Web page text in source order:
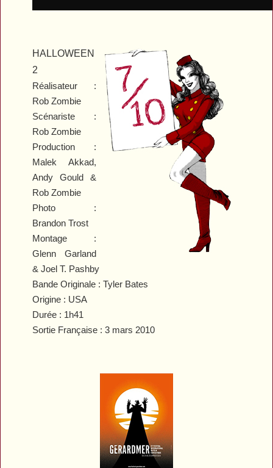
HALLOWEEN
2
Réalisateur :
Rob Zombie
Scénariste :
Rob Zombie
Production :
Malek Akkad,
Andy Gould &
Rob Zombie
Photo :
Brandon Trost
Montage :
Glenn Garland
& Joel T. Pashby
Bande Originale : Tyler Bates
Origine : USA
Durée : 1h41
Sortie Française : 3 mars 2010